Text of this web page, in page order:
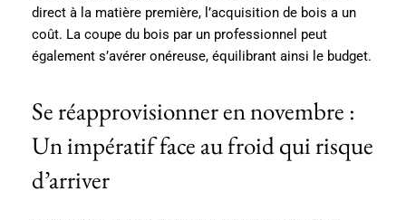
direct à la matière première, l’acquisition de bois a un
coût. La coupe du bois par un professionnel peut
également s’avérer onéreuse, équilibrant ainsi le budget.
Se réapprovisionner en novembre :
Un impératif face au froid qui risque
d’arriver